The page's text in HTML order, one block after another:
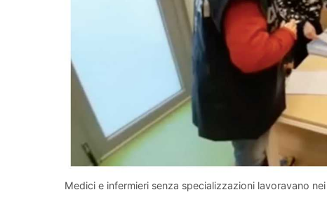
Medici e infermieri senza specializzazioni lavoravano